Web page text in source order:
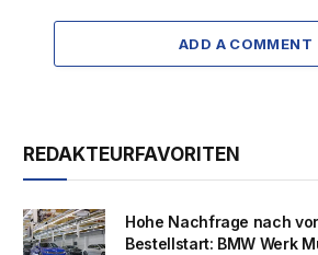
ADD A COMMENT
REDAKTEURFAVORITEN
Hohe Nachfrage nach
Bestellstart: BMW Werk